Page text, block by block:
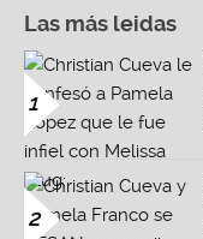
Las más leidas
1
2